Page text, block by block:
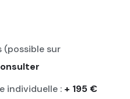
(possible sur
individuelle : + 195 €